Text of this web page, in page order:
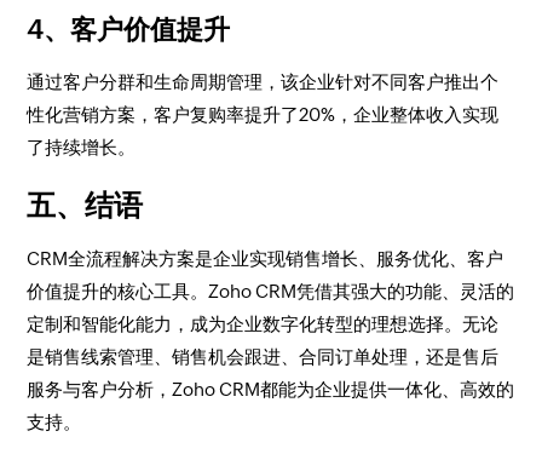
4、客户价值提升
通过客户分群和生命周期管理，该企业针对不同客户推出个
性化营销方案，客户复购率提升了20%，企业整体收入实现
了持续增长。
五、结语
CRM全流程解决方案是企业实现销售增长、服务优化、客户
价值提升的核心工具。Zoho CRM凭借其强大的功能、灵活的
定制和智能化能力，成为企业数字化转型的理想选择。无论
是销售线索管理、销售机会跟进、合同订单处理，还是售后
服务与客户分析，Zoho CRM都能为企业提供一体化、高效的
支持。